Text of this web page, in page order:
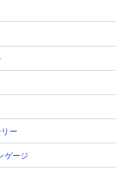
3,700（遠方範囲攻撃、感知
ロン
ー
ゲージ